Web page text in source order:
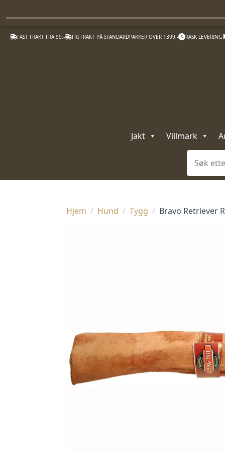
FAST FRAKT FRA 99,- FRI FRAKT PÅ STANDARDPAKKER OVER 1399,- RASK LEVERING
Jakt Villmark
Søk
Hjem Hund Tygg Bravo Retriever